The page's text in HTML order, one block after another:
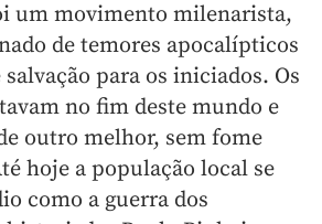
um movimento milenarista,
de temores apocalípticos
salvação para os iniciados. Os
no fim deste mundo e
outro melhor, sem fome
hoje a população local se
como a guerra dos